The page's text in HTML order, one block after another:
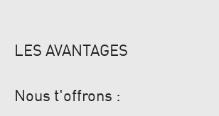
LES AVANTAGES
Nous t'offrons :